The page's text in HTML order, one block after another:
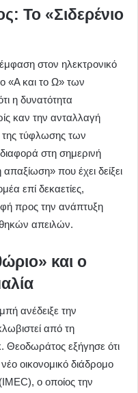
Το «Σιδερένιο
στον ηλεκτρονικό
«Α και το Ω» των
η δυνατότητα
καν την ανταλλαγή
τύφλωσης των
στη σημερινή
που έχει δείξει
επί δεκαετίες,
προς την ανάπτυξη
απειλών.
και ο
ανέδειξε την
από τη
Θεοδωράτος εξήγησε ότι
οικονομικό διάδρομο
ο οποίος την